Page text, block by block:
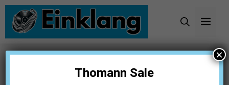
Zum
Inhalt
springen
Deutschland (mit Karte)Thomann Sale
×